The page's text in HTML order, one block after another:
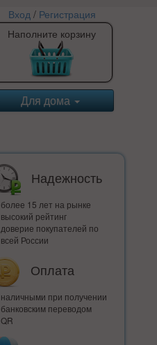
Вход/ Регистрация
Наполните корзину
Для дома
Надежность
более 15 лет на рынке
высокий рейтинг
доверие покупателей по
всей России
Оплата
наличными при получении
банковским переводом
QR